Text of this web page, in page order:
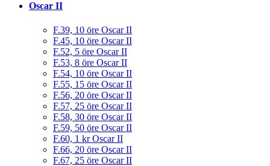
Oscar II
F.39, 10 öre Oscar II
F.45, 10 öre Oscar II
F.52, 5 öre Oscar II
F.53, 8 öre Oscar II
F.54, 10 öre Oscar II
F.55, 15 öre Oscar II
F.56, 20 öre Oscar II
F.57, 25 öre Oscar II
F.58, 30 öre Oscar II
F.59, 50 öre Oscar II
F.60, 1 kr Oscar II
F.66, 20 öre Oscar II
F.67, 25 öre Oscar II